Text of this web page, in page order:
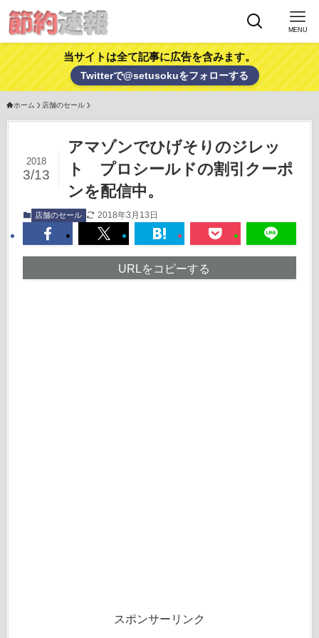
MENU
当サイトは全て記事に広告を含みます。
Twitterで@setusokuをフォローする
ホーム 店舗のセール
アマゾンでひげそりのジレッ
ト プロシールドの割引クーポ
ンを配信中。
2018
3/13
店舗のセール 2018年3月13日
URLをコピーする
スポンサーリンク